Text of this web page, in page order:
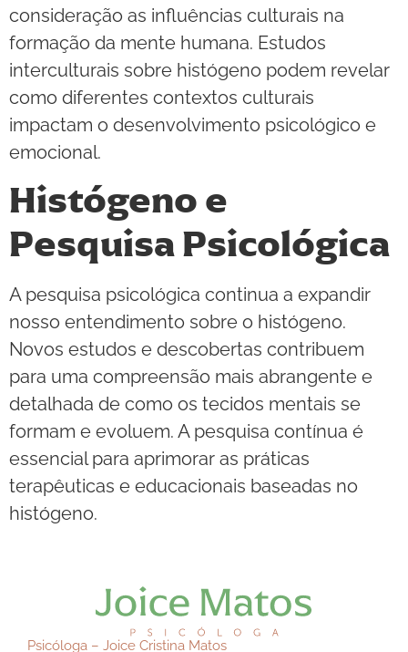
consideração as influências culturais na
formação da mente humana. Estudos
interculturais sobre histógeno podem revelar
como diferentes contextos culturais
impactam o desenvolvimento psicológico e
emocional.
Histógeno e
Pesquisa Psicológica
A pesquisa psicológica continua a expandir
nosso entendimento sobre o histógeno.
Novos estudos e descobertas contribuem
para uma compreensão mais abrangente e
detalhada de como os tecidos mentais se
formam e evoluem. A pesquisa contínua é
essencial para aprimorar as práticas
terapêuticas e educacionais baseadas no
histógeno.
Psicóloga – Joice Cristina Matos